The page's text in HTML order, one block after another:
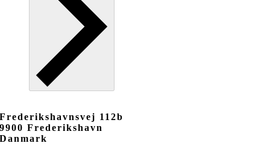
Frederikshavnsvej 112b
9900 Frederikshavn
Danmark